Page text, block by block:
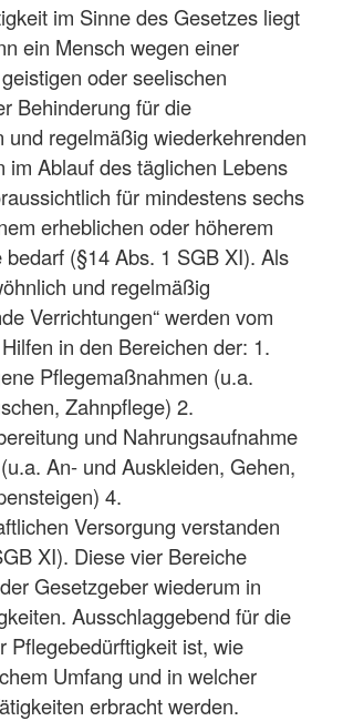
im Sinne des Gesetzes liegt
ein Mensch wegen einer
oder seelischen
Behinderung für die
und regelmäßig wiederkehrenden
im Ablauf des täglichen Lebens
für mindestens sechs
erheblichen oder höherem
(§14 Abs. 1 SGB XI). Als
und regelmäßig
Verrichtungen“ werden vom
in den Bereichen der: 1.
Pflegemaßnahmen (u.a.
Zahnpflege) 2.
und Nahrungsaufnahme
An- und Auskleiden, Gehen,
4.
Versorgung verstanden
XI). Diese vier Bereiche
Gesetzgeber wiederum in
Ausschlaggebend für die
Pflegebedürftigkeit ist, wie
Umfang und in welcher
erbracht werden.